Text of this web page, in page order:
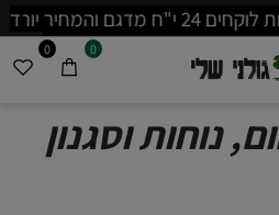
קיימת מכירה בסיטונאות לוקחים 24 י"ח מדגם והמחיר יורד
0535257066
0 0
נוחות וסגנון